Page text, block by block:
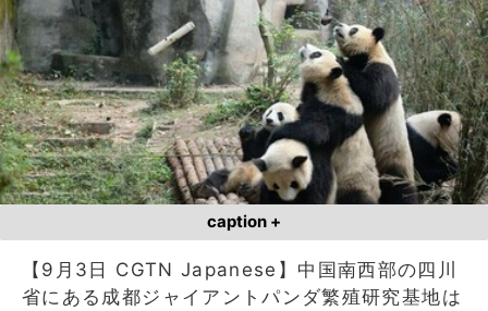
caption +
【9月3日 CGTN Japanese】中国南西部の四川
省にある成都ジャイアントパンダ繁殖研究基地は